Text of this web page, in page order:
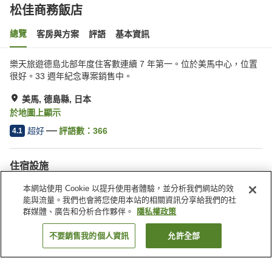
松佳商務飯店
總覽 客房與方案 評語 基本資訊
樂天旅遊德島北部年度住客數連續 7 年第一。位於美馬中心，位置
很好。33 週年紀念專案銷售中。
美馬, 德島縣, 日本
於地圖上顯示
4.1 超好 評語數： 366
住宿設施
停車場
Spa／美容沙龍
餐廳
咖啡廳
找客房
本網站使用 Cookie 以提升使用者體驗，並分析我們網站的效
能與流量。我們也會將您使用本站的相關資訊分享給我們的社
群媒體、廣告和分析合作夥伴。
隱私權政策
不要銷售我的個人資訊 允許全部